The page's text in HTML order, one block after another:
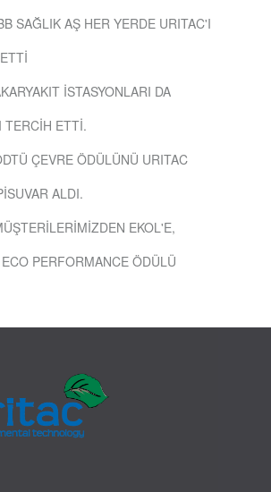
SAĞLIK AŞ HER YERDE URITAC'I
İSTASYONLARI DA
TERCİH ETTİ.
ÇEVRE ÖDÜLÜNÜ URITAC
ALDI.
EKOL'E,
PERFORMANCE ÖDÜLÜ